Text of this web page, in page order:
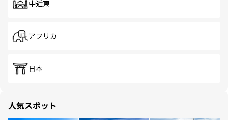
中近東
アフリカ
日本
人気スポット